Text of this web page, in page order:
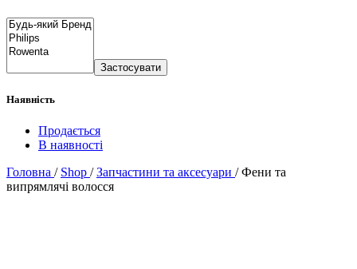
Застосувати
Наявність
Продається
В наявності
Головна / Shop / Запчастини та аксесуари / Фени та
випрямлячі волосся